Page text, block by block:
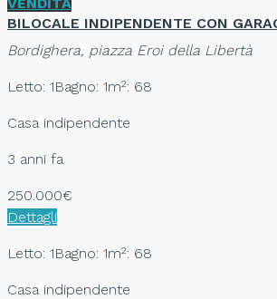
BILOCALE INDIPENDENTE CON
Bordighera, piazza Eroi della Libertà
Letto: 1Bagno: 1m²: 68
Casa indipendente
3 anni fa
250.000€
Dettagli
Letto: 1Bagno: 1m²: 68
Casa indipendente